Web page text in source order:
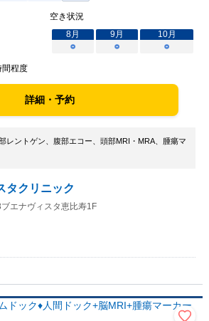
空き状況
8月 9月 10月
○
○ ○
間程度
詳細・予約
レントゲン、腹部エコー、頭部MRI・MRA、腫瘍マ
タクリニック
エナヴィスタ恵比寿1F